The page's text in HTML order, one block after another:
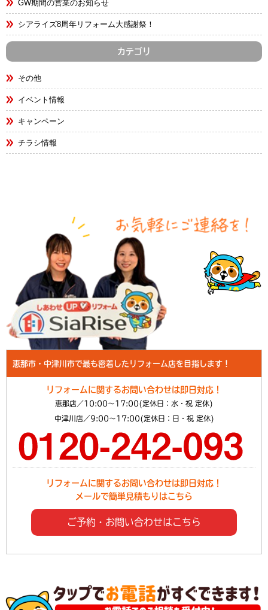
GW期間の営業のお知らせ
シアライズ8周年リフォーム大感謝祭！
カテゴリ
その他
イベント情報
キャンペーン
チラシ情報
恵那市・中津川市で最も密着したリフォーム店を目指します！
リフォームに関するお問い合わせは即日対応！
恵那店／10:00～17:00(定休日：水・祝 定休)
中津川店／9:00～17:00(定休日：日・祝 定休)
リフォームに関するお問い合わせは即日対応！
メールで簡単見積もりはこちら
ご予約・お問い合わせはこちら